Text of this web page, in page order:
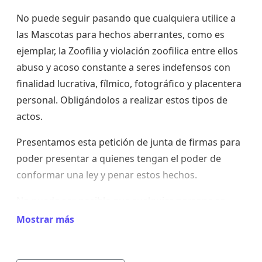
No puede seguir pasando que cualquiera utilice a
las Mascotas para hechos aberrantes, como es
ejemplar, la Zoofilia y violación zoofilica entre ellos
abuso y acoso constante a seres indefensos con
finalidad lucrativa, fílmico, fotográfico y placentera
personal. Obligándolos a realizar estos tipos de
actos.
Presentamos esta petición de junta de firmas para
poder presentar a quienes tengan el poder de
conformar una ley y penar estos hechos.
sienta con poder a realizar hechos de crueldad....
Mostrar más